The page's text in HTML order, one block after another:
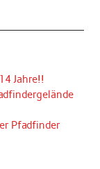
Jahre!!
Pfadfinder